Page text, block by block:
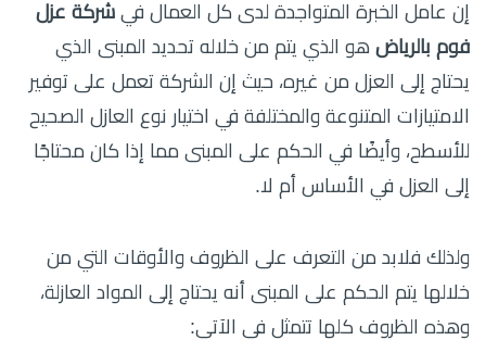
إن عامل الخبرة المتواجدة لدى كل العمال في شركة عزل
فوم بالرياض هو الذي يتم من خلاله تحديد المبنى الذي
يحتاج إلى العزل من غيره، حيث إن الشركة تعمل على توفير
الامتيازات المتنوعة والمختلفة في اختيار نوع العازل الصحيح
للأسطح، وأيضًا في الحكم على المبنى مما إذا كان محتاجًا
إلى العزل في الأساس أم لا.
ولذلك فلابد من التعرف على الظروف والأوقات التي من
خلالها يتم الحكم على المبنى أنه يحتاج إلى المواد العازلة،
وهذه الظروف كلها تتمثل في الآتي: